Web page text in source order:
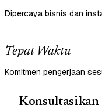
Dipercaya bisnis dan
Tepat Waktu
Komitmen pengerjaan
Konsultasikan